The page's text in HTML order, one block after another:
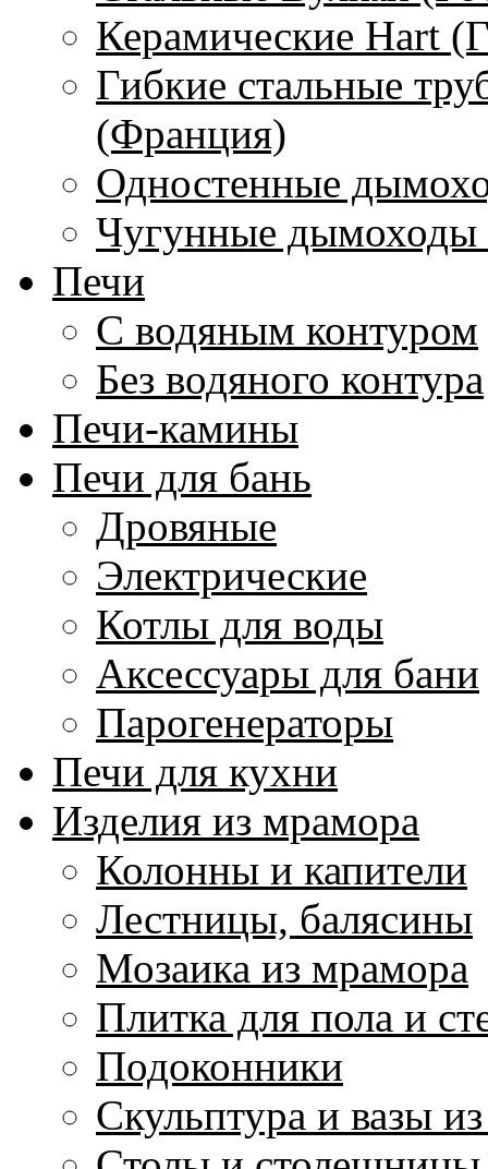
Керамические Hart
Гибкие стальные
(Франция)
Одностенные
Чугунные
Печи
С водяным контуром
Без водяного контура
Печи-камины
Печи для бань
Дровяные
Электрические
Котлы для воды
Аксессуары для бани
Парогенераторы
Печи для кухни
Изделия из мрамора
Колонны и капители
Лестницы, балясины
Мозаика из мрамора
Плитка для пола и
Подоконники
Скульптура и вазы